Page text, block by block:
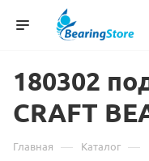
180302
CRAFT
о
Главная — Каталог —